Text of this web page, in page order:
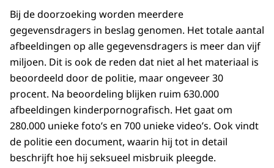
Bij de doorzoeking worden meerdere
gegevensdragers in beslag genomen. Het totale aantal
afbeeldingen op alle gegevensdragers is meer dan vijf
miljoen. Dit is ook de reden dat niet al het materiaal is
beoordeeld door de politie, maar ongeveer 30
procent. Na beoordeling blijken ruim 630.000
afbeeldingen kinderpornografisch. Het gaat om
280.000 unieke foto’s en 700 unieke video’s. Ook vindt
de politie een document, waarin hij tot in detail
beschrijft hoe hij seksueel misbruik pleegde.